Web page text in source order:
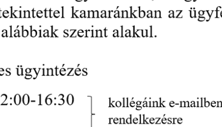
Tájékoztatás a minősített
kiegészítés
hírek tájékoztatás a minősített elektronikus aláírásról-kiegészítés
2025. november 06.
(Azonosításra Visszavezetett